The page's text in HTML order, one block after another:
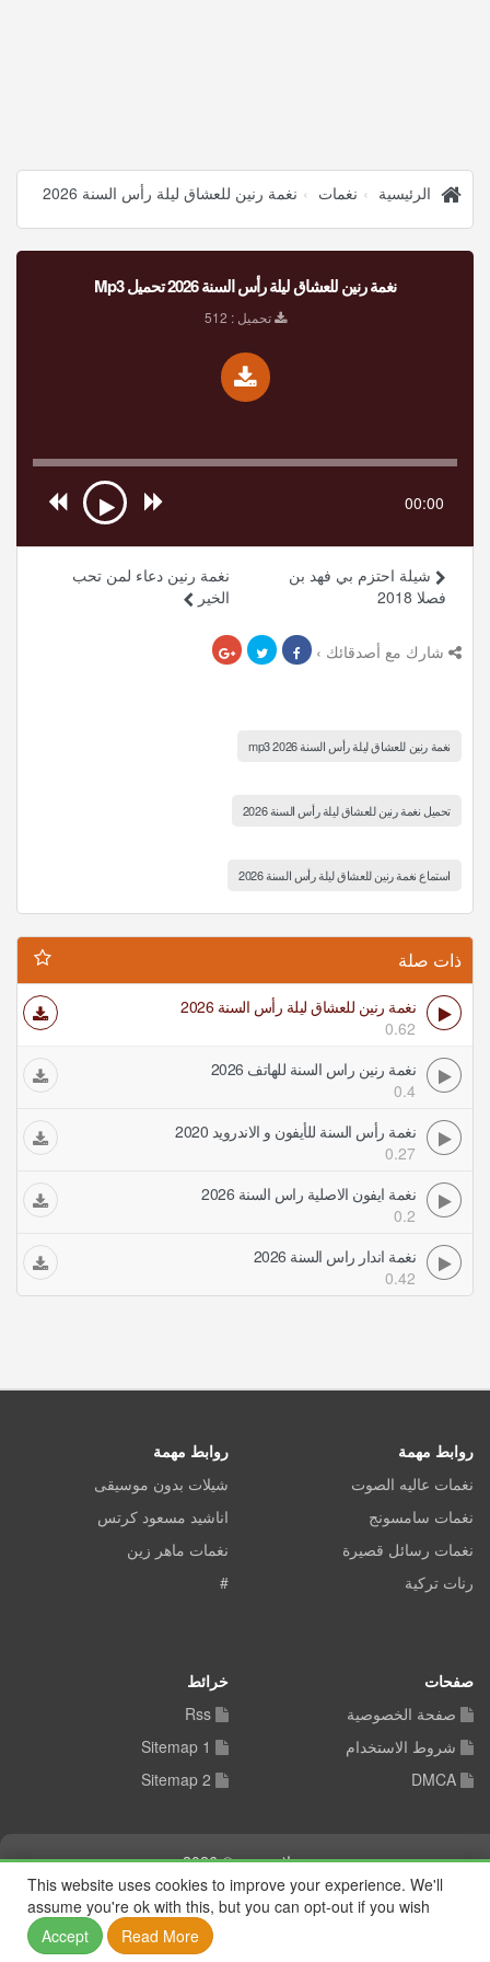
This website uses cookies to improve your experience. We'll
assume you're ok with this, but you can opt-out if you wish
Accept
Read More
الرئيسية نغمات نغمة رنين للعشاق ليلة رأس السنة 2026
نغمة رنين للعشاق ليلة رأس السنة 2026 تحميل Mp3
تحميل : 512
00:00
نغمة رنين دعاء لمن تحب
الخير
شيلة احتزم بي فهد بن
فصلا 2018
شارك مع أصدقائك ›
نغمة رنين للعشاق ليلة رأس السنة 2026 mp3
تحميل نغمة رنين للعشاق ليلة رأس السنة 2026
استماع نغمة رنين للعشاق ليلة رأس السنة 2026
ذات صلة
نغمة رنين للعشاق ليلة رأس السنة 2026
0.62
نغمة رنين راس السنة للهاتف 2026
0.4
نغمة رأس السنة للأيفون و الاندرويد 2020
0.27
نغمة ايفون الاصلية راس السنة 2026
0.2
نغمة اندار راس السنة 2026
0.42
روابط مهمة
نغمات عاليه الصوت
نغمات سامسونج
نغمات رسائل قصيرة
رنات تركية
روابط مهمة
شيلات بدون موسيقى
اناشيد مسعود كرتس
نغمات ماهر زين
#
صفحات
صفحة الخصوصية
شروط الاستخدام
DMCA
خرائط
Rss
Sitemap 1
Sitemap 2
شيلات توب © 2026